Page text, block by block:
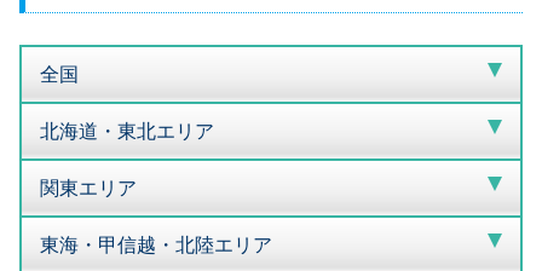
全国
北海道・東北エリア
関東エリア
東海・甲信越・北陸エリア